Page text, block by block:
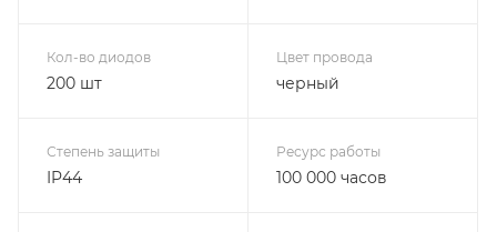
Кол-во диодов
200 шт
Цвет провода
черный
Степень защиты
IP44
Ресурс работы
100 000 часов